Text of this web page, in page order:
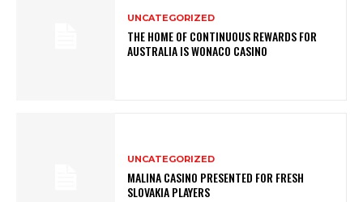
UNCATEGORIZED
THE HOME OF CONTINUOUS REWARDS FOR
AUSTRALIA IS WONACO CASINO
UNCATEGORIZED
MALINA CASINO PRESENTED FOR FRESH
SLOVAKIA PLAYERS